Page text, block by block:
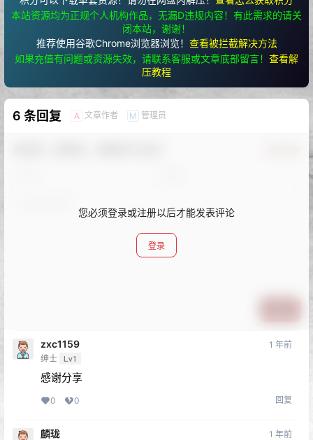
本站资源均为正规个人机构作品，无漏D违规内容！有此需求的请关
闭本站，谢谢！
推荐使用谷歌Chrome浏览器浏览！ 查看被拦截解决方法
如果充值有问题或资源失效，请联系客服或文章底部留言！ 查看解
压教程
6 条回复 A 文章作者 M 管理员
您必须登录或注册以后才能发表评论
登录
zxc1159
绅士 Lv1
1 年前
感谢分享
0 0 回复
麟珑 1 年前